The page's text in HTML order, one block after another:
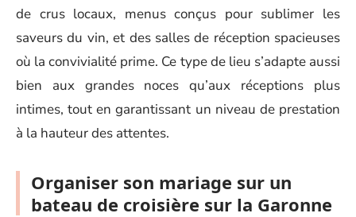
de crus locaux, menus conçus pour sublimer les
saveurs du vin, et des salles de réception spacieuses
où la convivialité prime. Ce type de lieu s’adapte aussi
bien aux grandes noces qu’aux réceptions plus
intimes, tout en garantissant un niveau de prestation
à la hauteur des attentes.
Organiser son mariage sur un
bateau de croisière sur la Garonne